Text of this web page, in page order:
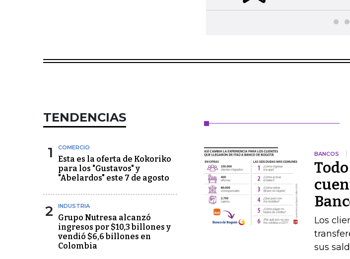
TENDENCIAS
1 COMERCIO
Esta es la oferta de Kokoriko
para los "Gustavos" y
"Abelardos" este 7 de agosto
2 INDUSTRIA
Grupo Nutresa alcanzó
ingresos por $10,3 billones y
vendió $6,6 billones en
Colombia
BANCOS
Los
sus